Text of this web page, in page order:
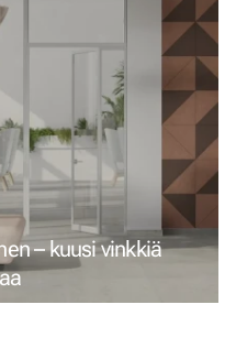
– kuusi vinkkiä